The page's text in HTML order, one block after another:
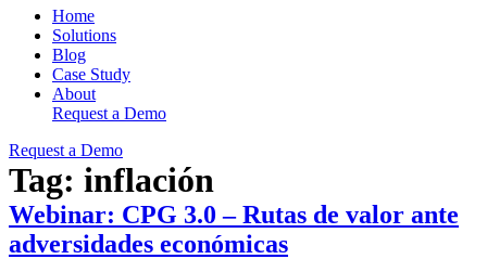
Home
Solutions
Blog
Case Study
About
Request a Demo
Request a Demo
Tag: inflación
Webinar: CPG 3.0 – Rutas de valor ante
adversidades económicas